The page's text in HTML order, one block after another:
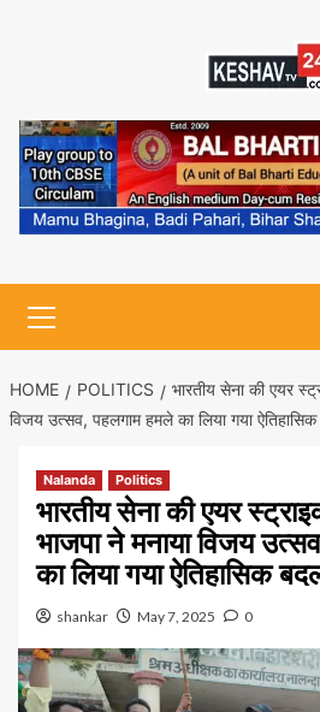
Menu
HOME POLITICS
भारतीय सेना की एयर
विजय उत्सव, पहलगाम हमले का लिया गया ऐतिहासिक
Nalanda Politics
भारतीय सेना की एयर
भाजपा ने मनाया विजय
का लिया गया ऐतिहासिक
shankar May 7, 2025 0